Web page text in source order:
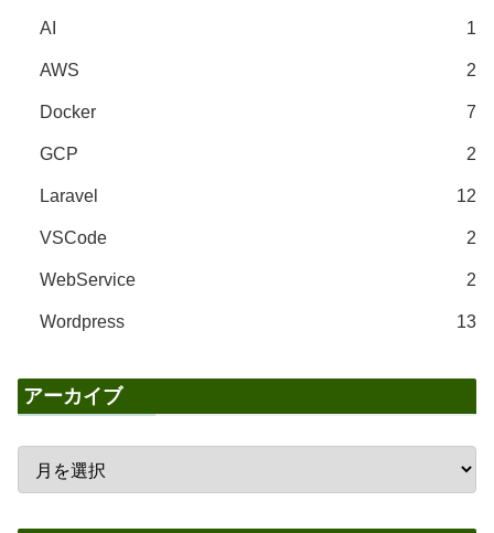
AI 1
AWS 2
Docker 7
GCP 2
Laravel 12
VSCode 2
WebService 2
Wordpress 13
アーカイブ